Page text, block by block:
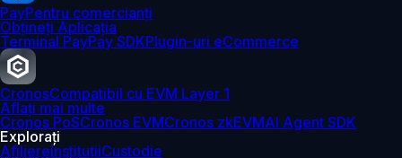
PayPentru comercianți
Obțineți Aplicația
Terminal PayPay SDKPlugin-uri eCommerce
CronosCompatibil cu EVM Layer 1
Aflați mai multe
Cronos PoSCronos EVMCronos zkEVMAI Agent SDK
Explorați
AfiliereInstituțiiCustodie